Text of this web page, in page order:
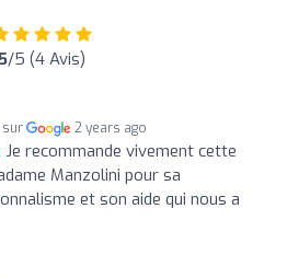
/5 (4 Avis)
sur 2 years ago
Je recommande vivement cette
Manzolini pour sa
et son aide qui nous a